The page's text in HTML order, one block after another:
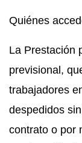
Quiénes
La Prestación
previsional,
trabajadores
despedidos
contrato o por